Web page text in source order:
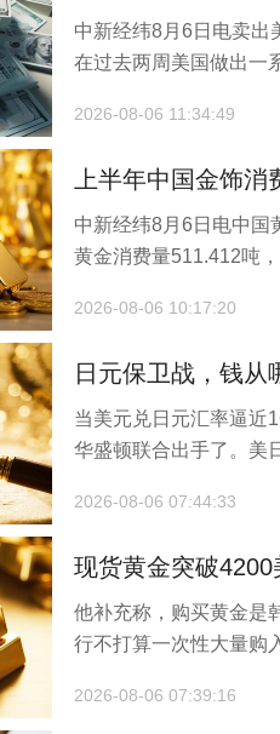
造冲击
中新经纬8月6日电卖出
在过去两周美国做出一
2026-08-06 11:34:49
上半年中国金饰
币消费量同比增
中新经纬8月6日电中国
黄金消费量511.412吨
2026-08-06 10:17:20
日元保卫战，钱从
当美元兑日元汇率逼近
华盛顿联合出手了。美
2026-08-06 07:44:33
现货黄金突破4200
他补充称，购买黄金是
行不打算一次性大量购
2026-08-06 07:39:16